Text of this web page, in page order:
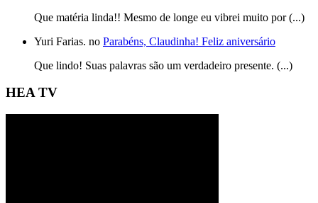
Que matéria linda!! Mesmo de longe eu vibrei muito por (...)
Yuri Farias. no Parabéns, Claudinha! Feliz aniversário
Que lindo! Suas palavras são um verdadeiro presente. (...)
HEA TV